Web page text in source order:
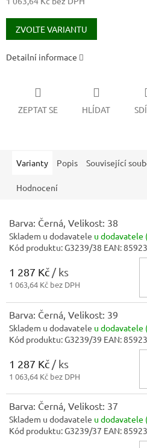
Měrná
cena:
ZVOLTE VARIANTU
Detailní informace
ZEPTAT SE HLÍDAT
Varianty Popis Související
Hodnocení
Barva: Černá, Velikost: 38
Skladem u dodavatele u dodavatele
Kód produktu:G3239/38 EAN:
1 287 Kč / ks
1 063,64 Kč bez DPH
Barva: Černá, Velikost: 39
Skladem u dodavatele u dodavatele
Kód produktu:G3239/39 EAN:
1 287 Kč / ks
1 063,64 Kč bez DPH
Barva: Černá, Velikost: 37
Skladem u dodavatele u dodavatele
Kód produktu:G3239/37 EAN: